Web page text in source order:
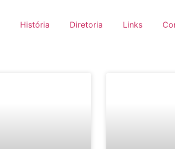
História Diretoria Links